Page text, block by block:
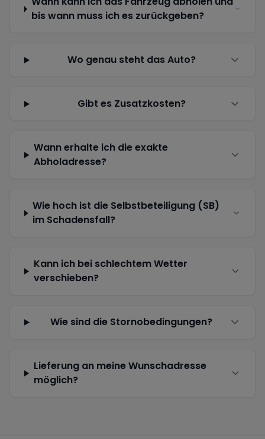
bis wann muss ich es zurückgeben?
Wo genau steht das Auto?
Gibt es Zusatzkosten?
Wann erhalte ich die exakte
Abholadresse?
Wie hoch ist die Selbstbeteiligung (SB)
im Schadensfall?
Kann ich bei schlechtem Wetter
verschieben?
Wie sind die Stornobedingungen?
Lieferung an meine Wunschadresse
möglich?